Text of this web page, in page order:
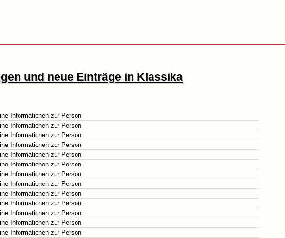
und neue Einträge in Klassika
Informationen zur Person
Informationen zur Person
Informationen zur Person
Informationen zur Person
Informationen zur Person
Informationen zur Person
Informationen zur Person
Informationen zur Person
Informationen zur Person
Informationen zur Person
Informationen zur Person
Informationen zur Person
Informationen zur Person